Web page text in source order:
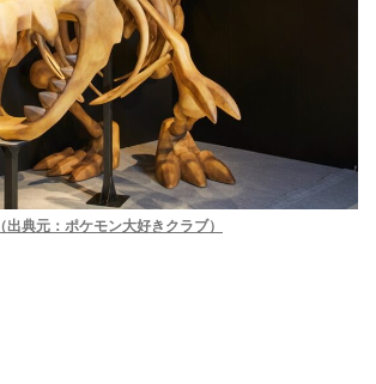
（出典元：ポケモン大好きクラブ）